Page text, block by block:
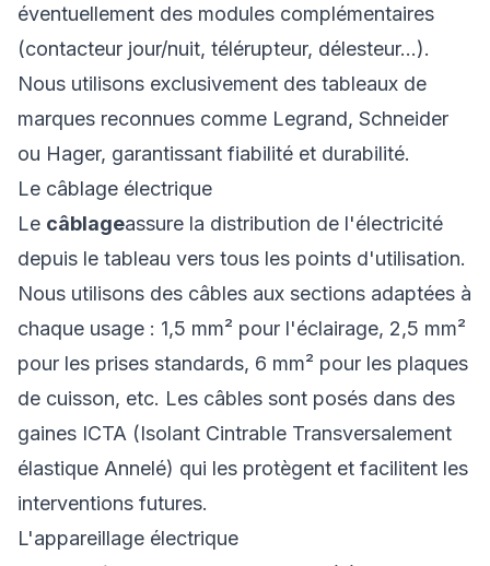
éventuellement des modules complémentaires
(contacteur jour/nuit, télérupteur, délesteur...).
Nous utilisons exclusivement des tableaux de
marques reconnues comme Legrand, Schneider
ou Hager, garantissant fiabilité et durabilité.
Le câblage électrique
Le câblageassure la distribution de l'électricité
depuis le tableau vers tous les points d'utilisation.
Nous utilisons des câbles aux sections adaptées à
chaque usage : 1,5 mm² pour l'éclairage, 2,5 mm²
pour les prises standards, 6 mm² pour les plaques
de cuisson, etc. Les câbles sont posés dans des
gaines ICTA (Isolant Cintrable Transversalement
élastique Annelé) qui les protègent et facilitent les
interventions futures.
L'appareillage électrique